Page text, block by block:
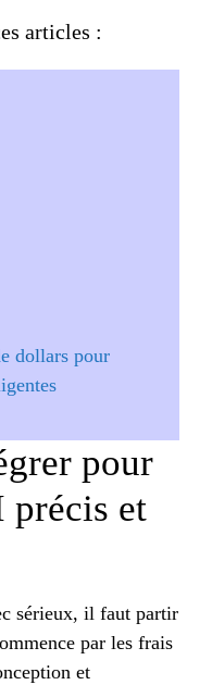
articles :
dollars pour
pour
précis et
sérieux, il faut partir
par les frais
et